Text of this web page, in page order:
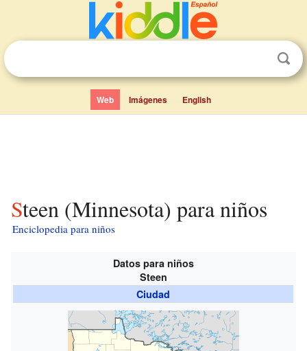
Web Imágenes English
Steen (Minnesota) para niños
Enciclopedia para niños
Datos para niños
Steen
Ciudad